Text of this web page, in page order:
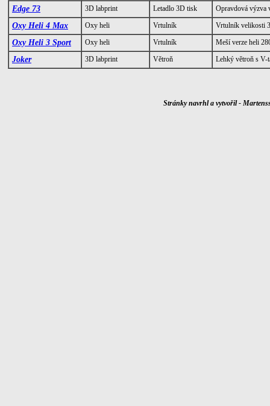
Edge 73 3D labprint Letadlo 3D tisk Opravdová výzva
Oxy Heli 4 Max Oxy heli Vrtulník Vrtulník velikosti
Oxy Heli 3 Sport Oxy heli Vrtulník Meší verze heli
Joker 3D labprint Větroň Lehký větroň s V-
Stránky navrhl a vytvořil -